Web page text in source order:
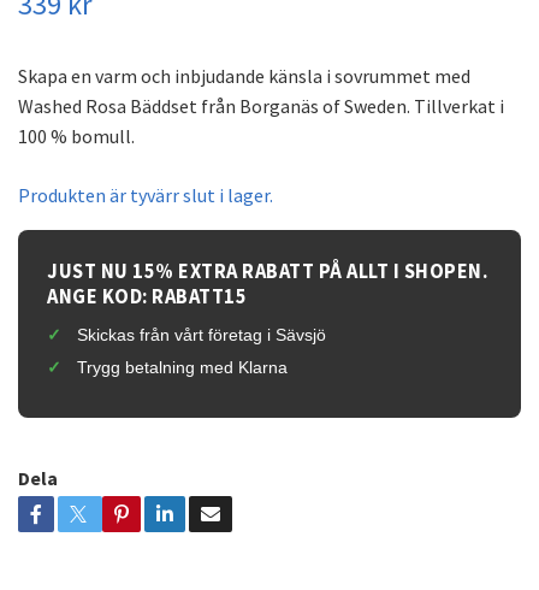
Skapa en varm och inbjudande känsla i sovrummet med
Washed Rosa Bäddset från Borganäs of Sweden. Tillverkat i
100 % bomull.
Produkten är tyvärr slut i lager.
JUST NU 15% EXTRA RABATT PÅ ALLT I SHOPEN.
ANGE KOD: RABATT15
Skickas från vårt företag i Sävsjö
Trygg betalning med Klarna
Dela